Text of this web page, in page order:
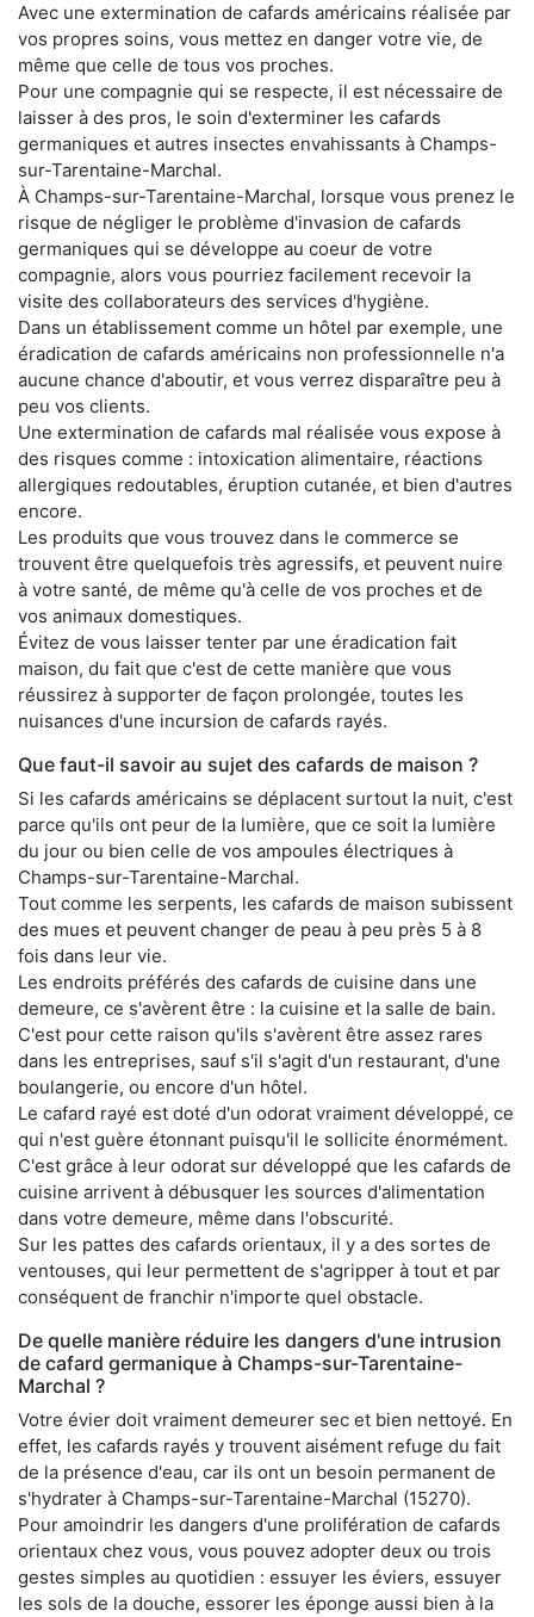
Avec une extermination de cafards américains réalisée par
vos propres soins, vous mettez en danger votre vie, de
même que celle de tous vos proches.
Pour une compagnie qui se respecte, il est nécessaire de
laisser à des pros, le soin d'exterminer les cafards
germaniques et autres insectes envahissants à Champs-
sur-Tarentaine-Marchal.
À Champs-sur-Tarentaine-Marchal, lorsque vous prenez le
risque de négliger le problème d'invasion de cafards
germaniques qui se développe au coeur de votre
compagnie, alors vous pourriez facilement recevoir la
visite des collaborateurs des services d'hygiène.
Dans un établissement comme un hôtel par exemple, une
éradication de cafards américains non professionnelle n'a
aucune chance d'aboutir, et vous verrez disparaître peu à
peu vos clients.
Une extermination de cafards mal réalisée vous expose à
des risques comme : intoxication alimentaire, réactions
allergiques redoutables, éruption cutanée, et bien d'autres
encore.
Les produits que vous trouvez dans le commerce se
trouvent être quelquefois très agressifs, et peuvent nuire
à votre santé, de même qu'à celle de vos proches et de
vos animaux domestiques.
Évitez de vous laisser tenter par une éradication fait
maison, du fait que c'est de cette manière que vous
réussirez à supporter de façon prolongée, toutes les
nuisances d'une incursion de cafards rayés.
Que faut-il savoir au sujet des cafards de maison ?
Si les cafards américains se déplacent surtout la nuit, c'est
parce qu'ils ont peur de la lumière, que ce soit la lumière
du jour ou bien celle de vos ampoules électriques à
Champs-sur-Tarentaine-Marchal.
Tout comme les serpents, les cafards de maison subissent
des mues et peuvent changer de peau à peu près 5 à 8
fois dans leur vie.
Les endroits préférés des cafards de cuisine dans une
demeure, ce s'avèrent être : la cuisine et la salle de bain.
C'est pour cette raison qu'ils s'avèrent être assez rares
dans les entreprises, sauf s'il s'agit d'un restaurant, d'une
boulangerie, ou encore d'un hôtel.
Le cafard rayé est doté d'un odorat vraiment développé, ce
qui n'est guère étonnant puisqu'il le sollicite énormément.
C'est grâce à leur odorat sur développé que les cafards de
cuisine arrivent à débusquer les sources d'alimentation
dans votre demeure, même dans l'obscurité.
Sur les pattes des cafards orientaux, il y a des sortes de
ventouses, qui leur permettent de s'agripper à tout et par
conséquent de franchir n'importe quel obstacle.
De quelle manière réduire les dangers d'une intrusion
de cafard germanique à Champs-sur-Tarentaine-
Marchal ?
Votre évier doit vraiment demeurer sec et bien nettoyé. En
effet, les cafards rayés y trouvent aisément refuge du fait
de la présence d'eau, car ils ont un besoin permanent de
s'hydrater à Champs-sur-Tarentaine-Marchal (15270).
Pour amoindrir les dangers d'une prolifération de cafards
orientaux chez vous, vous pouvez adopter deux ou trois
gestes simples au quotidien : essuyer les éviers, essuyer
les sols de la douche, essorer les éponge aussi bien à la